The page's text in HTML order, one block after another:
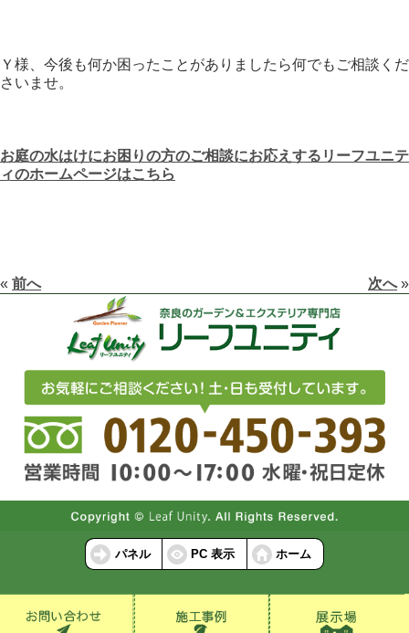
Ｙ様、今後も何か困ったことがありましたら何でもご相談くだ
さいませ。
お庭の水はけにお困りの方のご相談にお応えするリーフユニテ
ィのホームページはこちら
« 前へ 次へ»
パネル PC 表示 ホーム